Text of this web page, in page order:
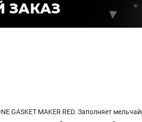
GASKET MAKER RED. Заполняет